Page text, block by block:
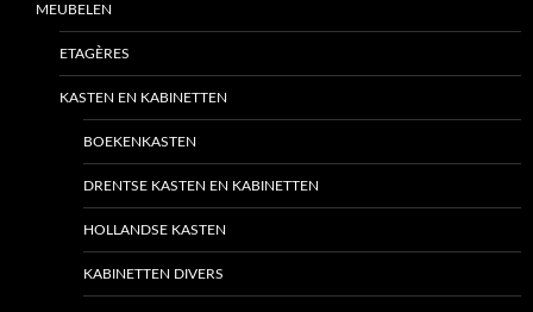
MEUBELEN
ETAGÈRES
KASTEN EN KABINETTEN
BOEKENKASTEN
DRENTSE KASTEN EN KABINETTEN
HOLLANDSE KASTEN
KABINETTEN DIVERS